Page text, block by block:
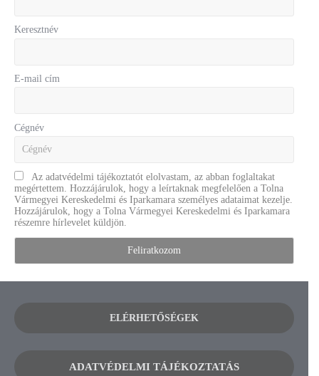
Keresztnév
E-mail cím
Cégnév
Az adatvédelmi tájékoztatót elolvastam, az abban foglaltakat
megértettem. Hozzájárulok, hogy a leírtaknak megfelelően a Tolna
Vármegyei Kereskedelmi és Iparkamara személyes adataimat kezelje.
Hozzájárulok, hogy a Tolna Vármegyei Kereskedelmi és Iparkamara
részemre hírlevelet küldjön.
ELÉRHETŐSÉGEK
ADATVÉDELMI TÁJÉKOZTATÁS